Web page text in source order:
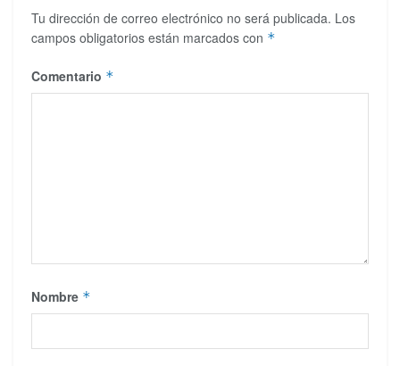
Tu dirección de correo electrónico no será publicada. Los
campos obligatorios están marcados con *
Comentario *
Nombre *